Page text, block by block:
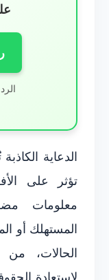
الدعاية
تؤثر على
معلومات
المستهلك أو
الحالات،
لاستعادة